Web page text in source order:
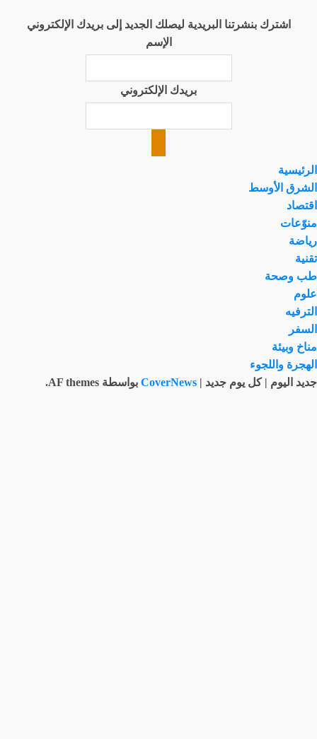
اشترك بنشرتنا البريدية ليصلك الجديد إلى بريدك الإلكتروني
الإسم
بريدك الإلكتروني
الرئيسية
الشرق الأوسط
اقتصاد
منوّعات
رياضة
تقنية
طب وصحة
علوم
الترفيه
السفر
مناخ وبيئة
الهجرة واللجوء
جديد اليوم | كل يوم جديد |
CoverNews بواسطة AF themes.